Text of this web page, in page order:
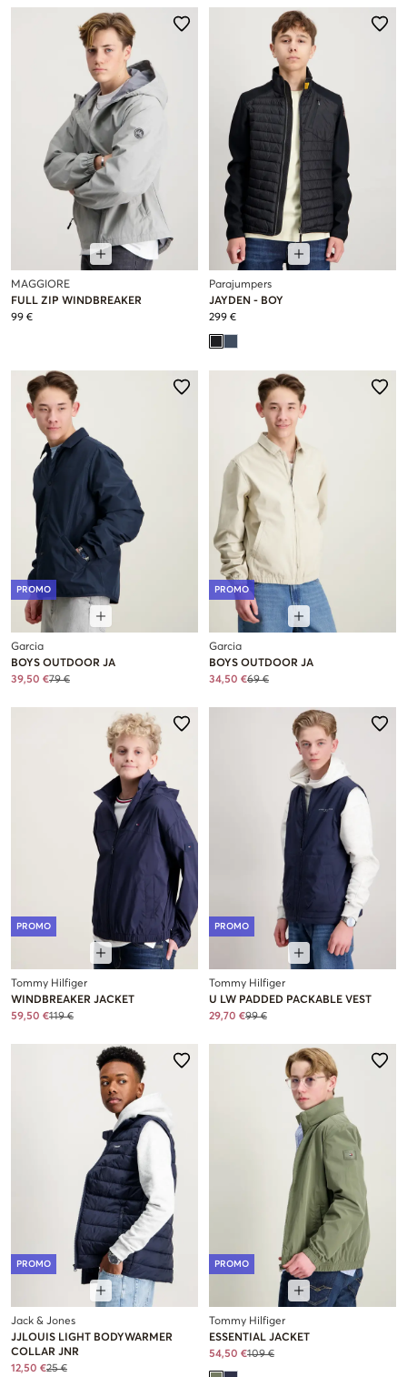
MAGGIORE
FULL ZIP WINDBREAKER
99 €
Parajumpers
JAYDEN - BOY
299 €
PROMO
Garcia
BOYS OUTDOOR JA
39,50 €79 €
PROMO
Garcia
BOYS OUTDOOR JA
34,50 €69 €
PROMO
Tommy Hilfiger
WINDBREAKER JACKET
59,50 €119 €
PROMO
Tommy Hilfiger
U LW PADDED PACKABLE VEST
29,70 €99 €
PROMO
Jack & Jones
JJLOUIS LIGHT BODYWARMER
COLLAR JNR
12,50 €25 €
PROMO
Tommy Hilfiger
ESSENTIAL JACKET
54,50 €109 €